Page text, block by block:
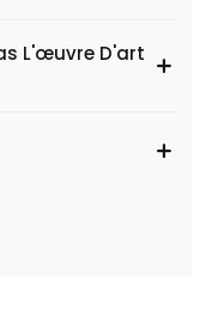
L'œuvre D'art